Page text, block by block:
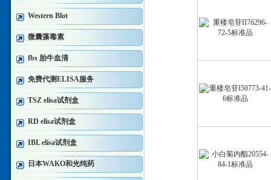
Western Blot
微囊藻毒素
fbs 胎牛血清
免费代测ELISA服务
TSZ elisa试剂盒
RD elisa试剂盒
IBL elisa试剂盒
日本WAKO和光纯药